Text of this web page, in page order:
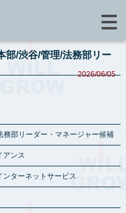
部/渋谷/管理/法務部リー
2026/06/05
務部リーダー・マネージャー候補
アンス
ンターネットサービス